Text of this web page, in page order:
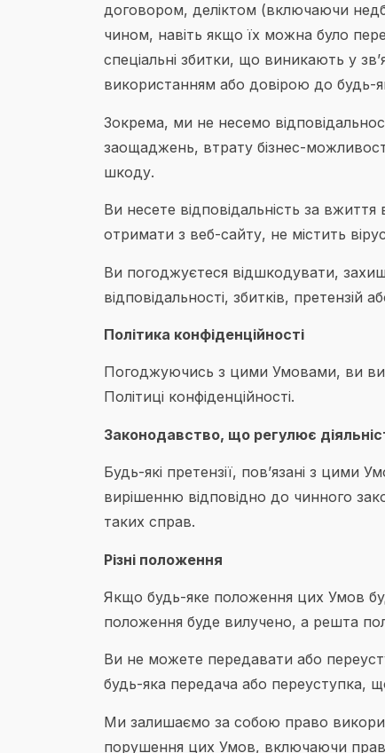
договором, деліктом (включаючи
чином, навіть якщо їх можна було
спеціальні збитки, що виникають у
використанням або довірою до будь-
Зокрема, ми не несемо
заощаджень, втрату бізнес-
шкоду.
Ви несете відповідальність за
отримати з веб-сайту, не містить
Ви погоджуєтеся відшкодувати,
відповідальності, збитків,
Політика конфіденційності
Погоджуючись з цими Умовами, ви
Політиці конфіденційності.
Законодавство, що регулює
Будь-які претензії, пов’язані з цими
вирішенню відповідно до чинного
таких справ.
Різні положення
Якщо будь-яке положення цих Умов
положення буде вилучено, а решта
Ви не можете передавати або
будь-яка передача або переуступка,
Ми залишаємо за собою право
порушення цих Умов, включаючи